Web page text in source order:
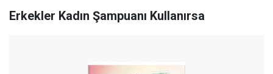
Erkekler Kadın Şampuanı Kullanırsa